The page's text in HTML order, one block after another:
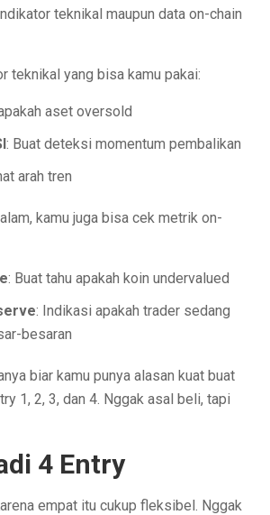
teknikal maupun data on-chain
teknikal yang bisa kamu pakai:
aset oversold
: Buat deteksi momentum pembalikan
arah tren
kamu juga bisa cek metrik on-
: Buat tahu apakah koin undervalued
: Indikasi apakah trader sedang
besaran
biar kamu punya alasan kuat buat
1, 2, 3, dan 4. Nggak asal beli, tapi
4 Entry
empat itu cukup fleksibel. Nggak